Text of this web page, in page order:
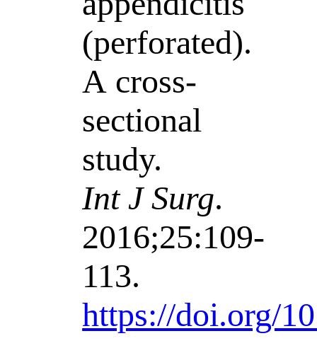
(perforated).
A cross-
sectional
study.
Int J Surg.
2016;25:109-
113.
https://doi.org/